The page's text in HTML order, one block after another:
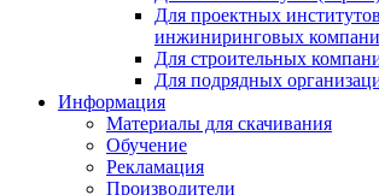
Для проектных
инжиниринговых
Для строительных
Для подрядных
Информация
Материалы для скачивания
Обучение
Рекламация
Производители